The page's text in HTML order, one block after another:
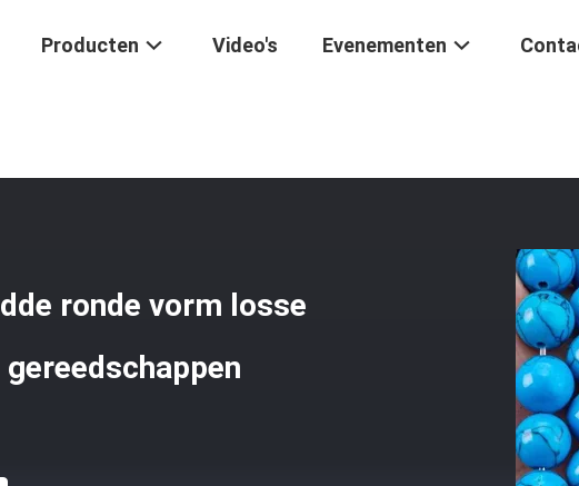
Producten Video's Evenementen
8 Mm Gladde Ronde Vorm Losse Kraal Voor Sieraden Maken
ronde vorm losse